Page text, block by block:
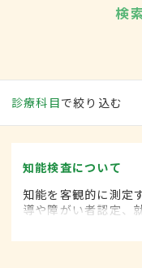
検
診療科目で絞り込む
知能検査について
知能を客観的に測定
導や障がい者認定、
い。問題文に答える
程度を捕え、指導や